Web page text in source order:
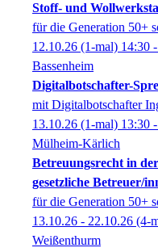
Stoff- und
für die Generation 50+
12.10.26 (1-mal) 14:30
Bassenheim
Digitalbotschafter-
mit Digitalbotschafter
13.10.26 (1-mal) 13:30
Mülheim-Kärlich
Betreuungsrecht in
gesetzliche Betreuer/
für die Generation 50+
13.10.26 - 22.10.26 (4-
Weißenthurm